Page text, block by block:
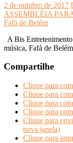
2 de outubro de 2017
ASSEMBLÉIA
Fafá de Belém
A Bis
música, Fafá de
Compartilhe
Clique para
Clique para
Clique para
Clique para
Clique para
nova janela)
Clique para